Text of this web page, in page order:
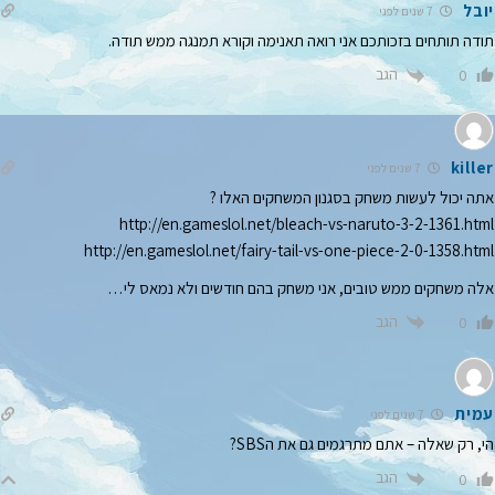
יובל
תודה תותחים בזכותכם אני רואה תאנימה וקורא תמנגה ממש תודה.
0 הגב
killer
אתה יכול לעשות משחק בסגנון המשחקים האלו ?
http://en.gameslol.net/bleach-vs-naruto-3-2-1361.html
http://en.gameslol.net/fairy-tail-vs-one-piece-2-0-1358.html
אלה משחקים ממש טובים, אני משחק בהם חודשים ולא נמאס לי…
0 הגב
עמית 7 שנים לפני
הי, רק שאלה – אתם מתרגמים גם את הSBS?
0 הגב